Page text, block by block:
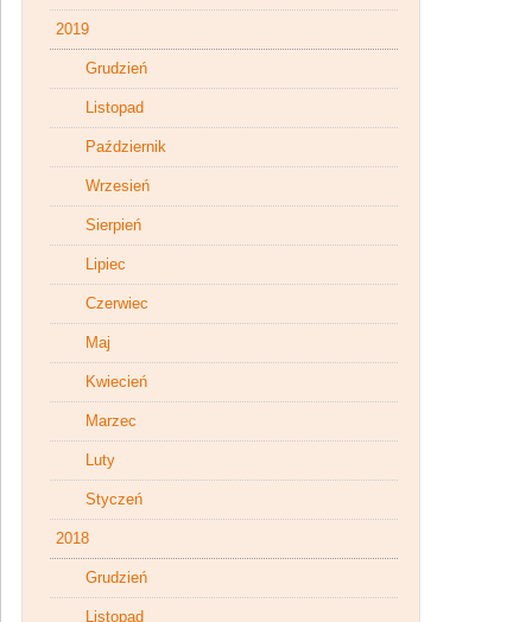
2019
Grudzień
Listopad
Październik
Wrzesień
Sierpień
Lipiec
Czerwiec
Maj
Kwiecień
Marzec
Luty
Styczeń
2018
Grudzień
Listopad